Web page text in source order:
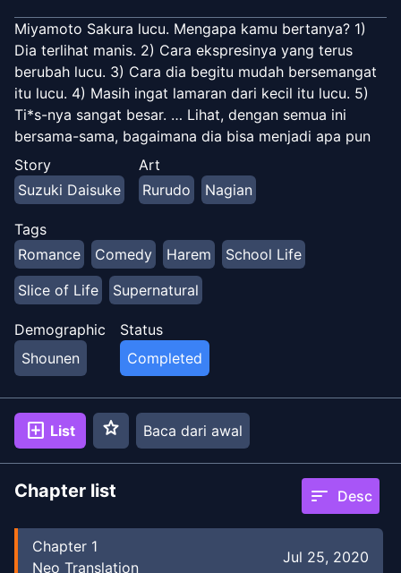
Miyamoto Sakura lucu. Mengapa kamu bertanya? 1)
Dia terlihat manis. 2) Cara ekspresinya yang terus
berubah lucu. 3) Cara dia begitu mudah bersemangat
itu lucu. 4) Masih ingat lamaran dari kecil itu lucu. 5)
Ti*s-nya sangat besar. … Lihat, dengan semua ini
bersama-sama, bagaimana dia bisa menjadi apa pun
kecuali? Maka manga ini ada untuk mengaguminya,
manga paling murni di dunia. Kebetulan, nama saya
Ogami Hikaru. Saya adalah teman masa kecil Sakura,
dan saya tampaknya adalah reinkarnasi dari Dewa
Norse Odin. DESKRIPSI #2: Ngomong-ngomong,
Sakura Miyamoto yang imut adalah teman masa kecil
dan mencintai Ogami Hikaru. Rumah Hikaru tinggal
bersama tiga saudara perempuan cantik yang
mengaku sebagai Dewa dari mitologi Nordik. Hikaru
akan memberikan layanan seperti itu. Akhir dari cinta
Ragnarok pada Sakura Miyamoto!? Ikuti kisah yang
gila tapi indah.
Story
Suzuki Daisuke
Art
Rurudo
Nagian
Tags
Romance
Comedy Harem
School Life
Slice of Life
Supernatural
Demographic
Shounen
Status
Completed
add_box List star Baca dari awal
Chapter list sort Desc
Chapter 1
Neo Translation
Jul 25, 2020